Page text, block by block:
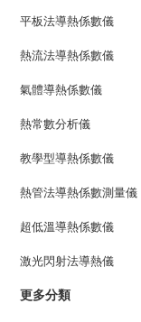
平板法導熱係數儀
熱流法導熱係數儀
氣體導熱係數儀
熱常數分析儀
教學型導熱係數儀
熱管法導熱係數測量儀
超低溫導熱係數儀
激光閃射法導熱儀
更多分類